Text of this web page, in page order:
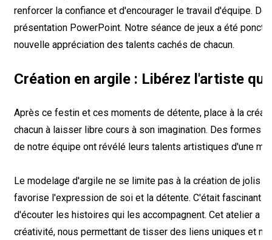
renforcer la confiance et d'encourager le travail d'équipe.
présentation PowerPoint. Notre séance de jeux a été
nouvelle appréciation des talents cachés de chacun.
Création en argile : Libérez l'artiste
Après ce festin et ces moments de détente, place à la
chacun à laisser libre cours à son imagination. Des formes
de notre équipe ont révélé leurs talents artistiques d'une
Le modelage d'argile ne se limite pas à la création de jolis
favorise l'expression de soi et la détente. C'était fascinant
d'écouter les histoires qui les accompagnent. Cet atelier a
créativité, nous permettant de tisser des liens uniques et